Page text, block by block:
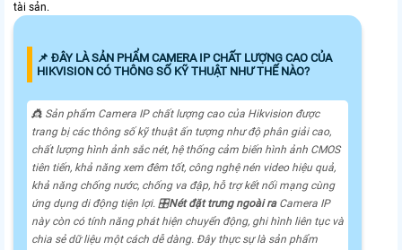
tài sản.
📌 ĐÂY LÀ SẢN PHẨM CAMERA IP CHẤT LƯỢNG CAO CỦA
HIKVISION CÓ THÔNG SỐ KỸ THUẬT NHƯ THẾ NÀO?
👸 Sản phẩm Camera IP chất lượng cao của Hikvision được
trang bị các thông số kỹ thuật ấn tượng như độ phân giải cao,
chất lượng hình ảnh sắc nét, hệ thống cảm biến hình ảnh CMOS
tiên tiến, khả năng xem đêm tốt, công nghệ nén video hiệu quả,
khả năng chống nước, chống va đập, hỗ trợ kết nối mạng cùng
ứng dụng di động tiện lợi. 🎛Nét đặt trưng ngoài ra Camera IP
này còn có tính năng phát hiện chuyển động, ghi hình liên tục và
chia sẻ dữ liệu một cách dễ dàng. Đây thực sự là sản phẩm